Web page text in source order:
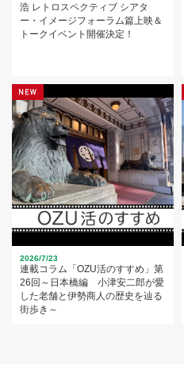
浩 レトロスペクティブ シアタ
ー・イメージフォーラム篇上映＆
トークイベント開催決定！
2026/7/23
連載コラム「OZU活のすすめ」第
26回～日本橋編 小津安二郎が愛
した老舗と伊勢商人の歴史を辿る
街歩き～